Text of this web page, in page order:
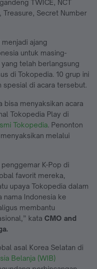
TWICE, NCT
Treasure, Secret Number
ajang
untuk masing-
telah berlangsung
di Tokopedia. 10 grup ini
spesial di acara tersebut.
bisa menyaksikan acara
Tokopedia Play di
Tokopedia. Penonton
melalui
K-Pop di
favorit mereka,
upaya Tokopedia dalam
nama Indonesia ke
membantu
kata CMO and
asal Korea Selatan di
Belanja (WIB)